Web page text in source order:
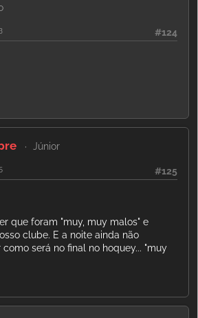
#124
Júnior
#125
que foram "muy, muy malos" e
clube. E a noite ainda não
como será no final no hoquey... "muy